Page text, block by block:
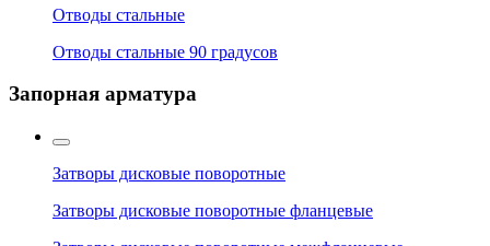
Отводы стальные
Отводы стальные 90 градусов
Запорная арматура
Затворы дисковые поворотные
Затворы дисковые поворотные фланцевые